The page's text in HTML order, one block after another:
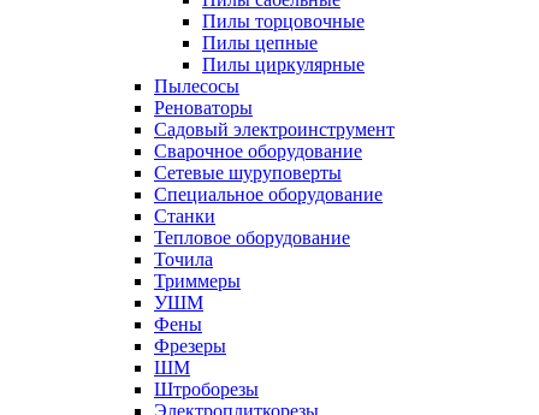
Пилы торцовочные
Пилы цепные
Пилы циркулярные
Пылесосы
Реноваторы
Садовый электроинструмент
Сварочное оборудование
Сетевые шуруповерты
Специальное оборудование
Станки
Тепловое оборудование
Точила
Триммеры
УШМ
Фены
Фрезеры
ШМ
Штроборезы
Электроплиткорезы